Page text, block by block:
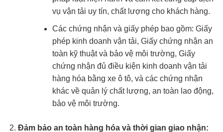
vụ vận tải uy tín, chất lượng cho khách hàng.
Các chứng nhận và giấy phép bao gồm: Giấy
phép kinh doanh vận tải, Giấy chứng nhận an
toàn kỹ thuật và bảo vệ môi trường, Giấy
chứng nhận đủ điều kiện kinh doanh vận tải
hàng hóa bằng xe ô tô, và các chứng nhận
khác về quản lý chất lượng, an toàn lao động,
bảo vệ môi trường.
Đảm bảo an toàn hàng hóa và thời gian giao nhận: